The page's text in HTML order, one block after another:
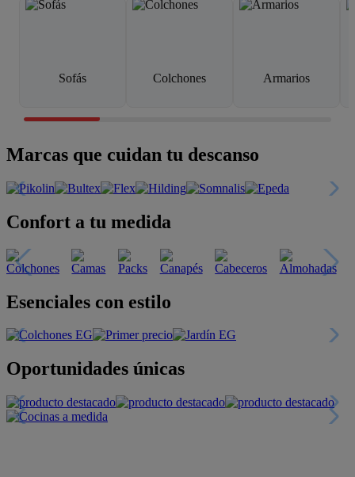
Sofás Colchones Armarios
Marcas que cuidan tu descanso
Confort a tu medida
Esenciales con estilo
Oportunidades únicas